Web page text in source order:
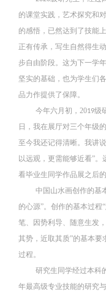
的课堂实践 ， 艺术探究和
的感悟 ， 已然达到了技能
正有传承 ， 写生自然得生
步自由阶段。 这为下一学
坚实的基础，也为学生们
品力作提供了保障。
今年六月初，2019级
日 ， 我在展厅对三个年级
至今我还记得清晰。 我讲
以远观 ， 更需能够近看”。
看毕业生同学作品展之后
中国山水画创作的基
的心源”。 创作的基本过程
笔、
因势利导、 随意生发
其势 ， 近取其质”的基本要
过程。
研究生同学经过本科
年最高级专业技能的研究